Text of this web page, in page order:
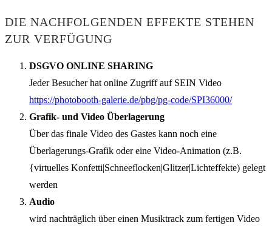
DIE NACHFOLGENDEN EFFEKTE STEHEN
ZUR VERFÜGUNG
DSGVO ONLINE SHARING
Jeder Besucher hat online Zugriff auf SEIN Video
https://photobooth-galerie.de/pbg/pg-code/SPI36000/
Grafik- und Video Überlagerung
Über das finale Video des Gastes kann noch eine
Überlagerungs-Grafik oder eine Video-Animation (z.B.
{virtuelles Konfetti|Schneeflocken|Glitzer|Lichteffekte) gelegt
werden
Audio
wird nachträglich über einen Musiktrack zum fertigen Video